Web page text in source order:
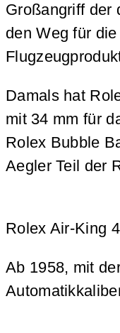
Großangriff der
den Weg für
Damals hat
mit 34 mm für
Rolex Bubble
Aegler Teil der
Rolex Air-King
Ab 1958, mit